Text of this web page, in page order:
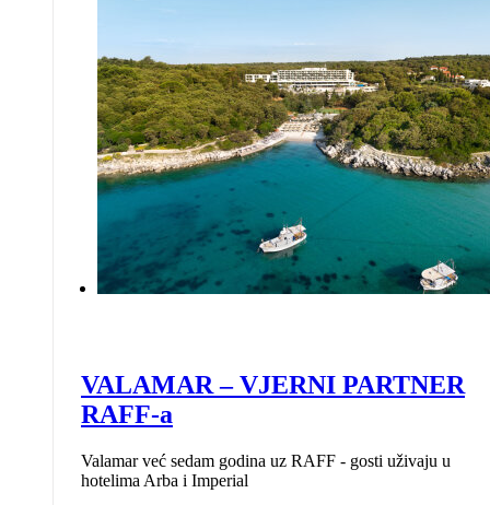
VALAMAR – VJERNI PARTNER
RAFF-a
Valamar već sedam godina uz RAFF - gosti uživaju u
hotelima Arba i Imperial